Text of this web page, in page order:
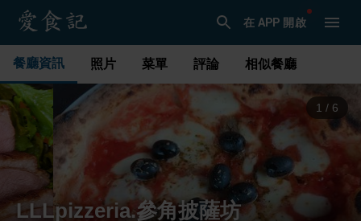
在 APP 開啟
餐廳資訊 照片 菜單 評論 相似餐廳
1 / 6
LLLpizzeria.參角披薩坊